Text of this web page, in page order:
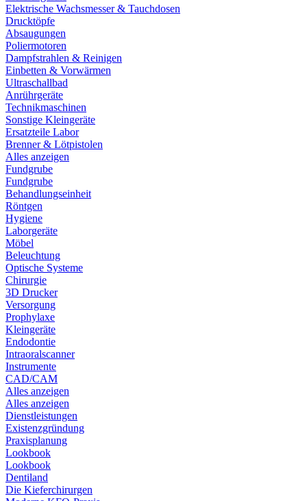
Elektrische Wachsmesser & Tauchdosen
Drucktöpfe
Absaugungen
Poliermotoren
Dampfstrahlen & Reinigen
Einbetten & Vorwärmen
Ultraschallbad
Anrührgeräte
Technikmaschinen
Sonstige Kleingeräte
Ersatzteile Labor
Brenner & Lötpistolen
Alles anzeigen
Fundgrube
Fundgrube
Behandlungseinheit
Röntgen
Hygiene
Laborgeräte
Möbel
Beleuchtung
Optische Systeme
Chirurgie
3D Drucker
Versorgung
Prophylaxe
Kleingeräte
Endodontie
Intraoralscanner
Instrumente
CAD/CAM
Alles anzeigen
Alles anzeigen
Dienstleistungen
Existenzgründung
Praxisplanung
Lookbook
Lookbook
Dentiland
Die Kieferchirurgen